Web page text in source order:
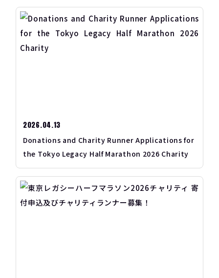
2026.04.13
Donations and Charity Runner Applications for
the Tokyo Legacy Half Marathon 2026 Charity